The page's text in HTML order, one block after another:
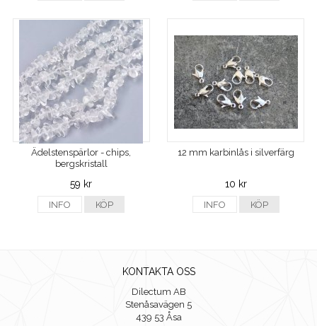
Ädelstenspärlor - chips,
bergskristall
59 kr
INFO KÖP
12 mm karbinlås i silverfärg
10 kr
INFO KÖP
KONTAKTA OSS
Dilectum AB
Stenåsavägen 5
439 53 Åsa